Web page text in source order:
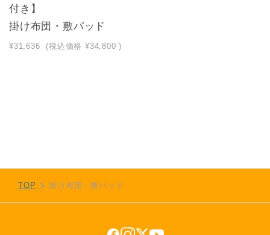
付き】
掛け布団・敷パッド
¥31,636 (税込価格 ¥34,800 )
TOP 掛け布団・敷パッド